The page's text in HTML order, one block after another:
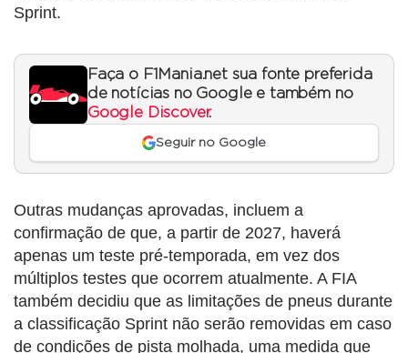
Sprint.
Faça o F1Mania.net sua fonte preferida
de notícias no Google e também no
Google Discover.
Seguir no Google
Outras mudanças aprovadas, incluem a
confirmação de que, a partir de 2027, haverá
apenas um teste pré-temporada, em vez dos
múltiplos testes que ocorrem atualmente. A FIA
também decidiu que as limitações de pneus durante
a classificação Sprint não serão removidas em caso
de condições de pista molhada, uma medida que